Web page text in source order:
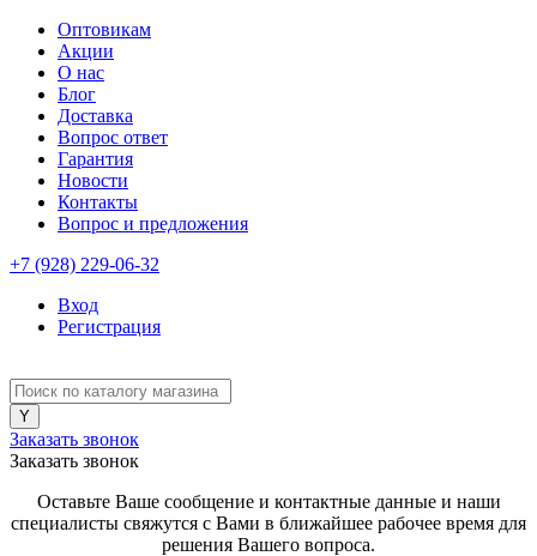
Оптовикам
Акции
О нас
Блог
Доставка
Вопрос ответ
Гарантия
Новости
Контакты
Вопрос и предложения
+7 (928) 229-06-32
Вход
Регистрация
Заказать звонок
Заказать звонок
Оставьте Ваше сообщение и контактные данные и наши
специалисты свяжутся с Вами в ближайшее рабочее время для
решения Вашего вопроса.